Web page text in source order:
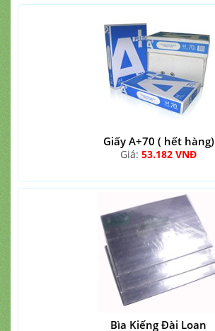
Giấy A+70 ( hết hàng)
Giá: 53.182 VNĐ
Bìa Kiếng Đài Loan